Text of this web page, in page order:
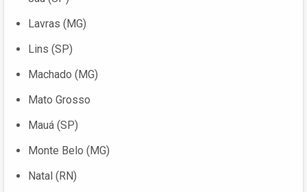
Lavras (MG)
Lins (SP)
Machado (MG)
Mato Grosso
Mauá (SP)
Monte Belo (MG)
Natal (RN)